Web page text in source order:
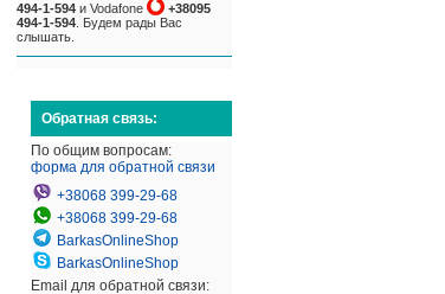
494-1-594 и Vodafone
+38095
494-1-594 . Будем рады Вас
слышать.
Обратная связь:
По общим вопросам:
форма для обратной связи
+38068 399-29-68
+38068 399-29-68
BarkasOnlineShop
BarkasOnlineShop
Email для обратной связи: